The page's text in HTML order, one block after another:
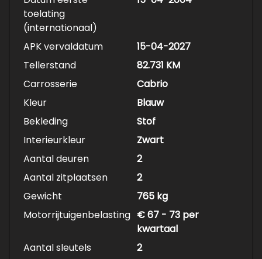
toelating
(internationaal)
APK vervaldatum
15-04-2027
Tellerstand
82.731 KM
Carrosserie
Cabrio
Kleur
Blauw
Bekleding
Stof
Interieurkleur
Zwart
Aantal deuren
2
Aantal zitplaatsen
2
Gewicht
765 kg
Motorrijtuigenbelasting € 67 - 73 per
kwartaal
Aantal sleutels
2